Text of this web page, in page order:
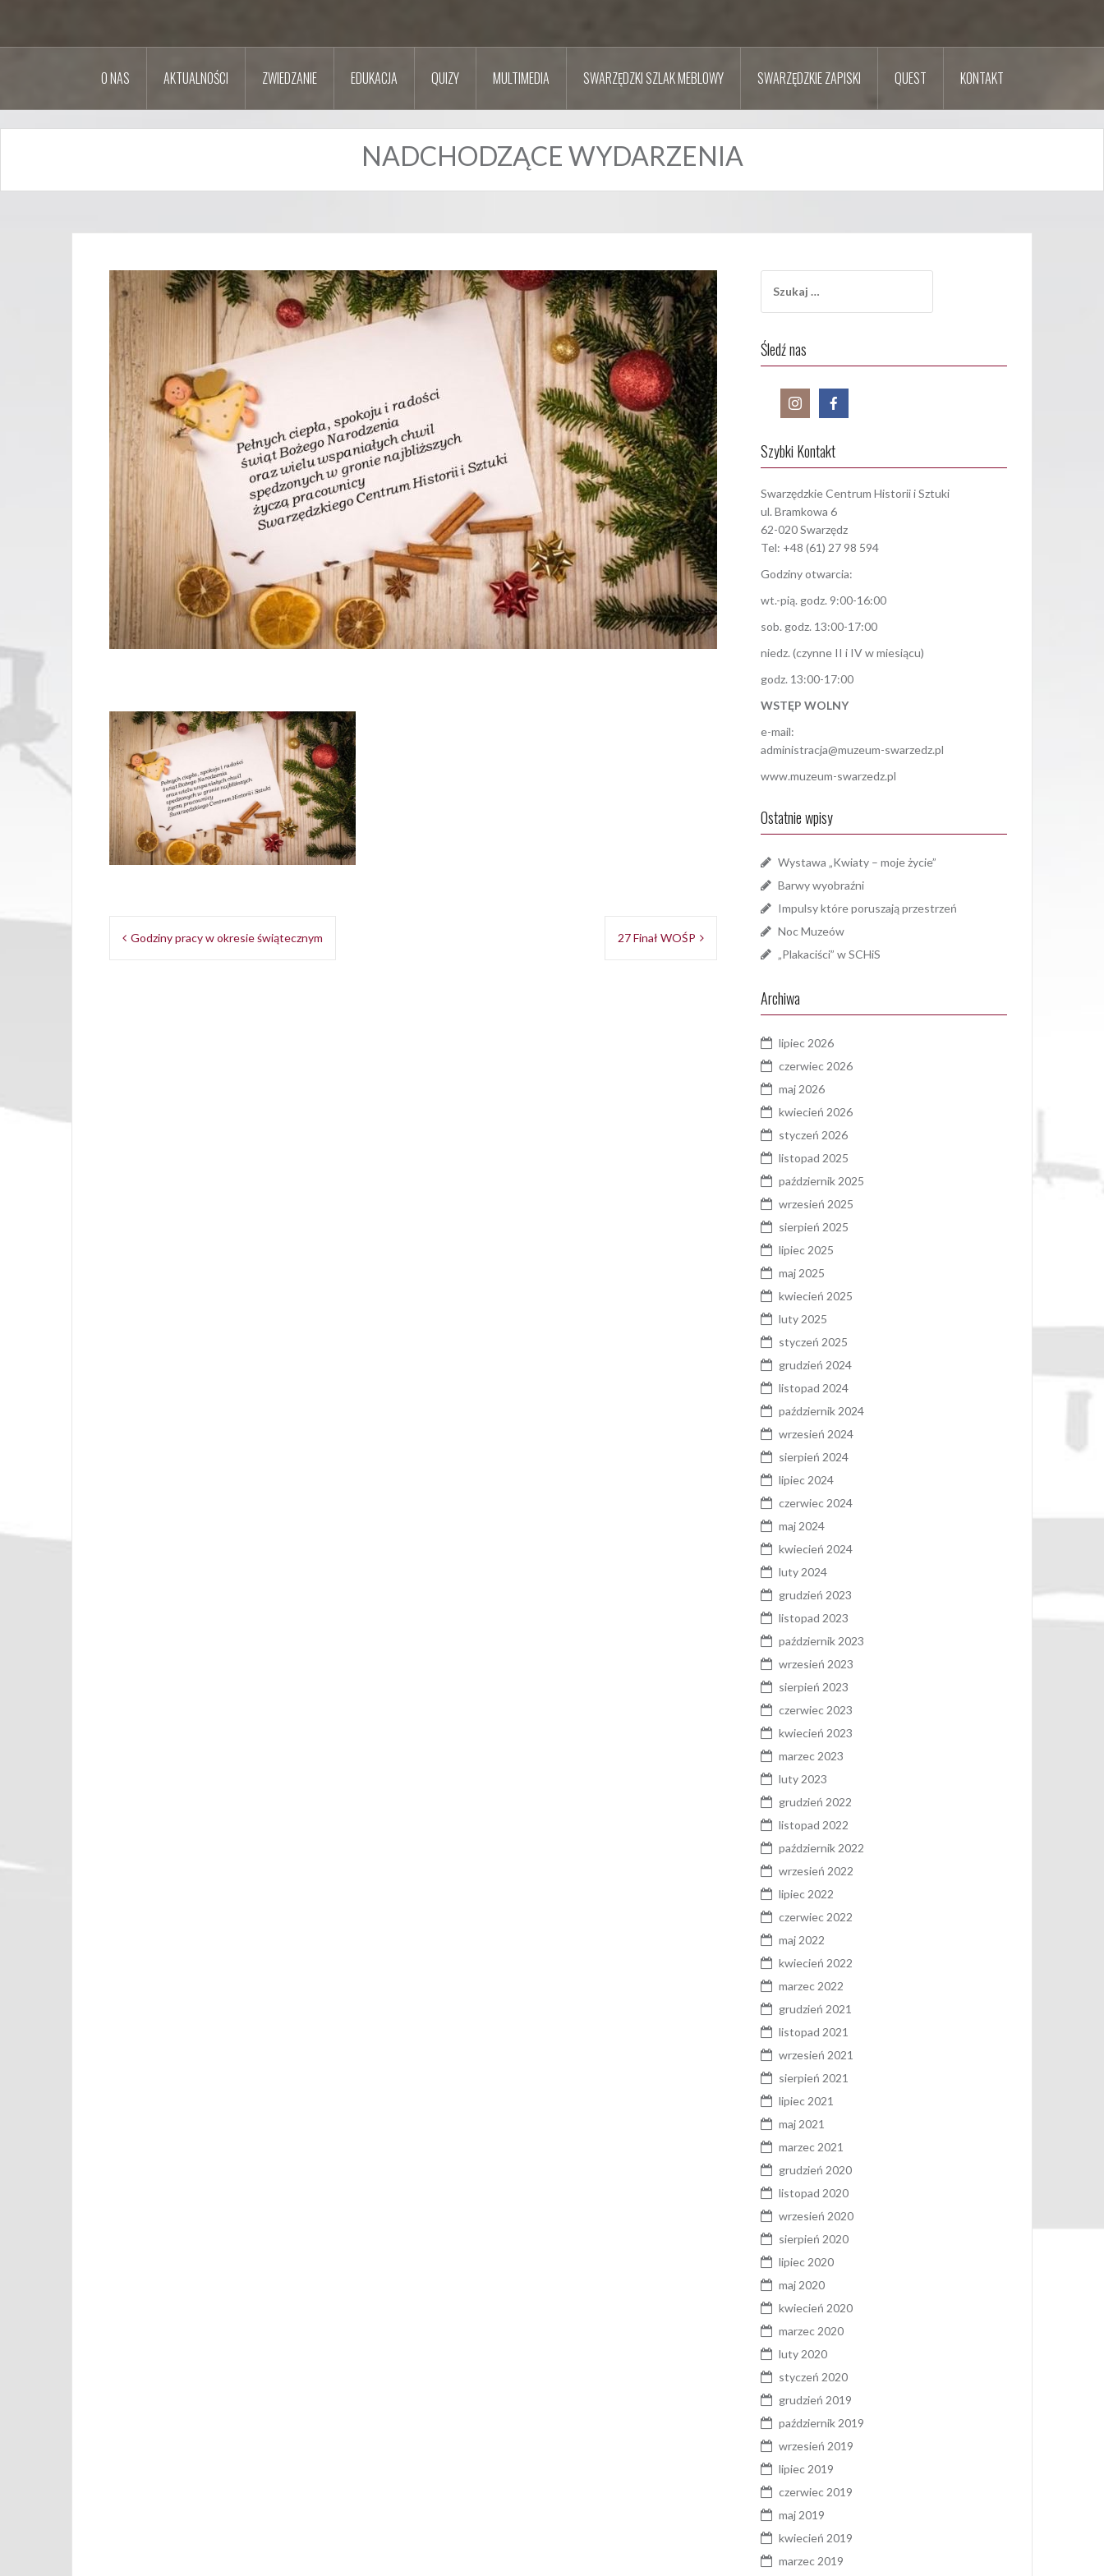
O NAS AKTUALNOŚCI ZWIEDZANIE EDUKACJA QUIZY MULTIMEDIA SWARZĘDZKI SZLAK MEBLOWY SWARZĘDZKIE ZAPISKI QUEST KONTAKT
NADCHODZĄCE WYDARZENIA
Nawigacja
Godziny pracy w okresie świątecznym 27 Finał WOŚP
Śledź nas
Szybki Kontakt
Swarzędzkie Centrum Historii i Sztuki
ul. Bramkowa 6
62-020 Swarzędz
Tel: +48 (61) 27 98 594
Godziny otwarcia:
wt.-pią. godz. 9:00-16:00
sob. godz. 13:00-17:00
niedz. (czynne II i IV w miesiącu)
godz. 13:00-17:00
WSTĘP WOLNY
e-mail:
administracja@muzeum-swarzedz.pl
www.muzeum-swarzedz.pl
Ostatnie wpisy
Wystawa „Kwiaty – moje życie”
Barwy wyobraźni
Impulsy które poruszają przestrzeń
Noc Muzeów
„Plakaciści” w SCHiS
Archiwa
lipiec 2026
czerwiec 2026
maj 2026
kwiecień 2026
styczeń 2026
listopad 2025
październik 2025
wrzesień 2025
sierpień 2025
lipiec 2025
maj 2025
kwiecień 2025
luty 2025
styczeń 2025
grudzień 2024
listopad 2024
październik 2024
wrzesień 2024
sierpień 2024
lipiec 2024
czerwiec 2024
maj 2024
kwiecień 2024
luty 2024
grudzień 2023
listopad 2023
październik 2023
wrzesień 2023
sierpień 2023
czerwiec 2023
kwiecień 2023
marzec 2023
luty 2023
grudzień 2022
listopad 2022
październik 2022
wrzesień 2022
lipiec 2022
czerwiec 2022
maj 2022
kwiecień 2022
marzec 2022
grudzień 2021
listopad 2021
wrzesień 2021
sierpień 2021
lipiec 2021
maj 2021
marzec 2021
grudzień 2020
listopad 2020
wrzesień 2020
sierpień 2020
lipiec 2020
maj 2020
kwiecień 2020
marzec 2020
luty 2020
styczeń 2020
grudzień 2019
październik 2019
wrzesień 2019
lipiec 2019
czerwiec 2019
maj 2019
kwiecień 2019
marzec 2019